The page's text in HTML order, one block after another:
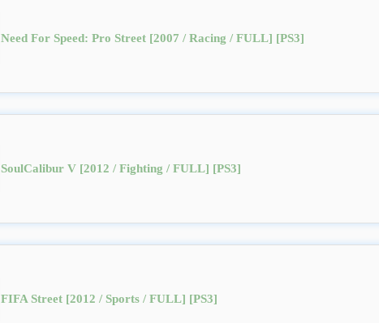
Need For Speed: Pro Street [2007 / Racing / FULL] [PS3]
SoulCalibur V [2012 / Fighting / FULL] [PS3]
FIFA Street [2012 / Sports / FULL] [PS3]